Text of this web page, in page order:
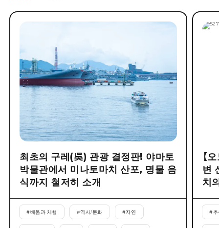
최초의 구레(吳) 관광 결정판! 야마토
박물관에서 미나토마치 산포, 명물 음
식까지 철저히 소개
#배움과 체험 #역사/문화 #자연
【
변
치
#